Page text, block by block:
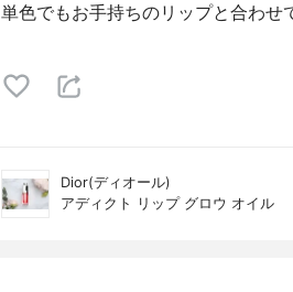
単色でもお手持ちのリップと合わせ
Dior(ディオール)
アディクト リップ グロウ オイル